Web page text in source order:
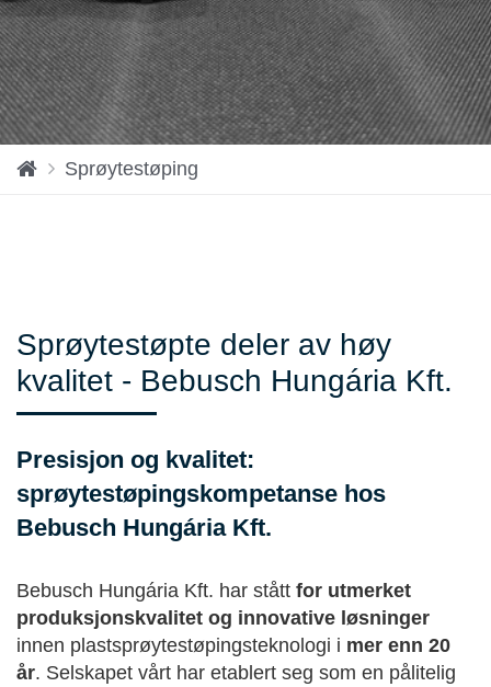
H
Sprøytestøping
Sprøytestøpte deler av høy
kvalitet - Bebusch Hungária Kft.
Presisjon og kvalitet:
sprøytestøpingskompetanse hos
Bebusch Hungária Kft.
Bebusch Hungária Kft. har stått for utmerket
produksjonskvalitet og innovative løsninger
innen plastsprøytestøpingsteknologi i mer enn 20
år. Selskapet vårt har etablert seg som en pålitelig